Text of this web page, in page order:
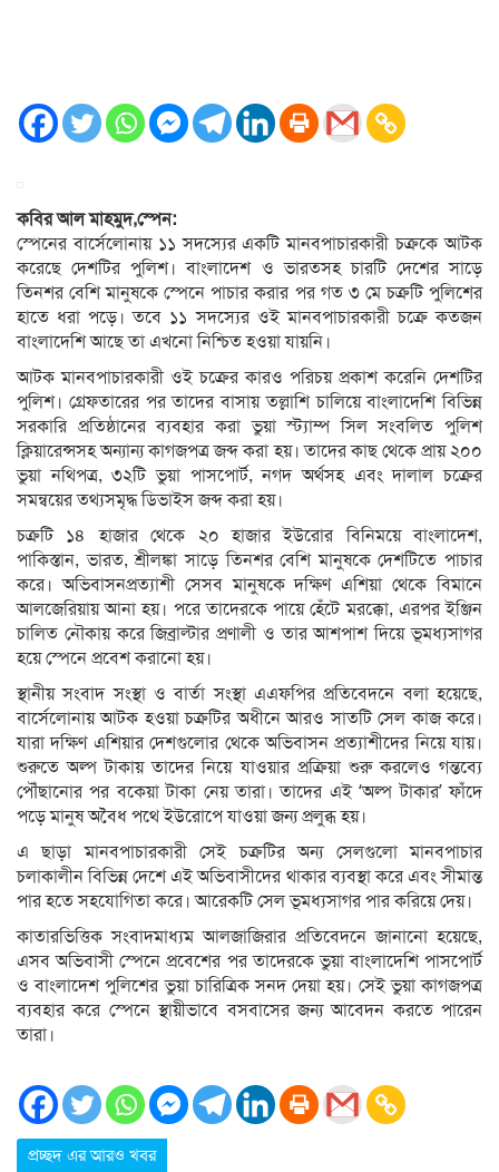
কবির আল মাহমুদ,স্পেন:
স্পেনের বার্সেলোনায় ১১ সদস্যের একটি মানবপাচারকারী চক্রকে আটক
করেছে দেশটির পুলিশ। বাংলাদেশ ও ভারতসহ চারটি দেশের সাড়ে
তিনশর বেশি মানুষকে স্পেনে পাচার করার পর গত ৩ মে চক্রটি পুলিশের
হাতে ধরা পড়ে। তবে ১১ সদস্যের ওই মানবপাচারকারী চক্রে কতজন
বাংলাদেশি আছে তা এখনো নিশ্চিত হওয়া যায়নি।
আটক মানবপাচারকারী ওই চক্রের কারও পরিচয় প্রকাশ করেনি দেশটির
পুলিশ। গ্রেফতারের পর তাদের বাসায় তল্লাশি চালিয়ে বাংলাদেশি বিভিন্ন
সরকারি প্রতিষ্ঠানের ব্যবহার করা ভুয়া স্ট্যাম্প সিল সংবলিত পুলিশ
ক্লিয়ারেন্সসহ অন্যান্য কাগজপত্র জব্দ করা হয়। তাদের কাছ থেকে প্রায় ২০০
ভুয়া নথিপত্র, ৩২টি ভুয়া পাসপোর্ট, নগদ অর্থসহ এবং দালাল চক্রের
সমন্বয়ের তথ্যসমৃদ্ধ ডিভাইস জব্দ করা হয়।
চক্রটি ১৪ হাজার থেকে ২০ হাজার ইউরোর বিনিময়ে বাংলাদেশ,
পাকিস্তান, ভারত, শ্রীলঙ্কা সাড়ে তিনশর বেশি মানুষকে দেশটিতে পাচার
করে। অভিবাসনপ্রত্যাশী সেসব মানুষকে দক্ষিণ এশিয়া থেকে বিমানে
আলজেরিয়ায় আনা হয়। পরে তাদেরকে পায়ে হেঁটে মরক্কো, এরপর ইঞ্জিন
চালিত নৌকায় করে জিব্রাল্টার প্রণালী ও তার আশপাশ দিয়ে ভূমধ্যসাগর
হয়ে স্পেনে প্রবেশ করানো হয়।
স্থানীয় সংবাদ সংস্থা ও বার্তা সংস্থা এএফপির প্রতিবেদনে বলা হয়েছে,
বার্সেলোনায় আটক হওয়া চক্রটির অধীনে আরও সাতটি সেল কাজ করে।
যারা দক্ষিণ এশিয়ার দেশগুলোর থেকে অভিবাসন প্রত্যাশীদের নিয়ে যায়।
শুরুতে অল্প টাকায় তাদের নিয়ে যাওয়ার প্রক্রিয়া শুরু করলেও গন্তব্যে
পৌঁছানোর পর বকেয়া টাকা নেয় তারা। তাদের এই ‘অল্প টাকার’ ফাঁদে
পড়ে মানুষ অবৈধ পথে ইউরোপে যাওয়া জন্য প্রলুব্ধ হয়।
এ ছাড়া মানবপাচারকারী সেই চক্রটির অন্য সেলগুলো মানবপাচার
চলাকালীন বিভিন্ন দেশে এই অভিবাসীদের থাকার ব্যবস্থা করে এবং সীমান্ত
পার হতে সহযোগিতা করে। আরেকটি সেল ভূমধ্যসাগর পার করিয়ে দেয়।
কাতারভিত্তিক সংবাদমাধ্যম আলজাজিরার প্রতিবেদনে জানানো হয়েছে,
এসব অভিবাসী স্পেনে প্রবেশের পর তাদেরকে ভুয়া বাংলাদেশি পাসপোর্ট
ও বাংলাদেশ পুলিশের ভুয়া চারিত্রিক সনদ দেয়া হয়। সেই ভুয়া কাগজপত্র
ব্যবহার করে স্পেনে স্থায়ীভাবে বসবাসের জন্য আবেদন করতে পারেন
তারা।
প্রচ্ছদ এর আরও খবর